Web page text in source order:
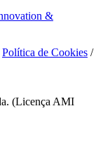
&
Política de Cookies /
(Licença AMI